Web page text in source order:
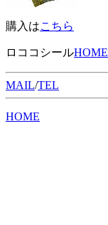
購入はこちら
ロココシールHOME
MAIL/TEL
HOME